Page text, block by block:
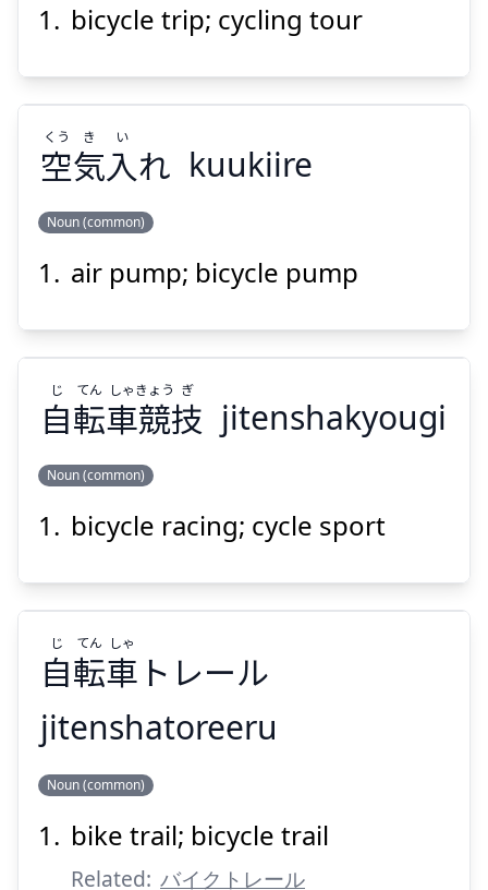
Show answer
Suspend
bicycle trip; cycling tour
空
入
くう
き
い
Suspend
空気入れ
くう き い
kuukiire
Noun (common)
air pump; bicycle pump
転
車
競
じ
てん
しゃ
きょう
ぎ
Suspend
自転車競技
じ てん しゃきょう ぎ
jitenshakyougi
Noun (common)
bicycle racing; cycle sport
トレール
自転車 トレール
じ てん しゃ
jitenshatoreeru
Noun (common)
bike trail; bicycle trail
Related: バイクトレール